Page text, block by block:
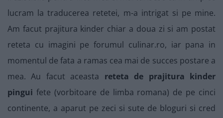
lucram la traducerea retetei, m-a intrigat si pe mine.
Am facut prajitura kinder chiar a doua zi si am postat
reteta cu imagini pe forumul culinar.ro, iar pana in
momentul de fata a ramas cea mai de succes postare a
mea. Au facut aceasta reteta de prajitura kinder
pingui fete (vorbitoare de limba romana) de pe cinci
continente, a aparut pe zeci si sute de bloguri si cred